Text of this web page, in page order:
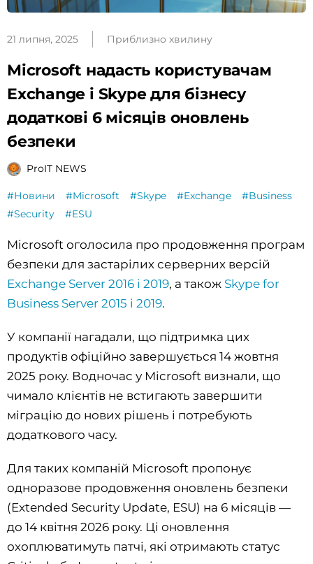
21 липня, 2025 Приблизно хвилину
Microsoft надасть користувачам
Exchange і Skype для бізнесу
додаткові 6 місяців оновлень
безпеки
ProIT NEWS
#Новини #Microsoft #Skype #Exchange
#Business
#Security
#ESU
Microsoft оголосила про продовження програм
безпеки для застарілих серверних версій
Exchange Server 2016 і 2019, а також Skype for
Business Server 2015 і 2019.
У компанії нагадали, що підтримка цих
продуктів офіційно завершується 14 жовтня
2025 року. Водночас у Microsoft визнали, що
чимало клієнтів не встигають завершити
міграцію до нових рішень і потребують
додаткового часу.
Для таких компаній Microsoft пропонує
одноразове продовження оновлень безпеки
(Extended Security Update, ESU) на 6 місяців —
до 14 квітня 2026 року. Ці оновлення
охоплюватимуть патчі, які отримають статус